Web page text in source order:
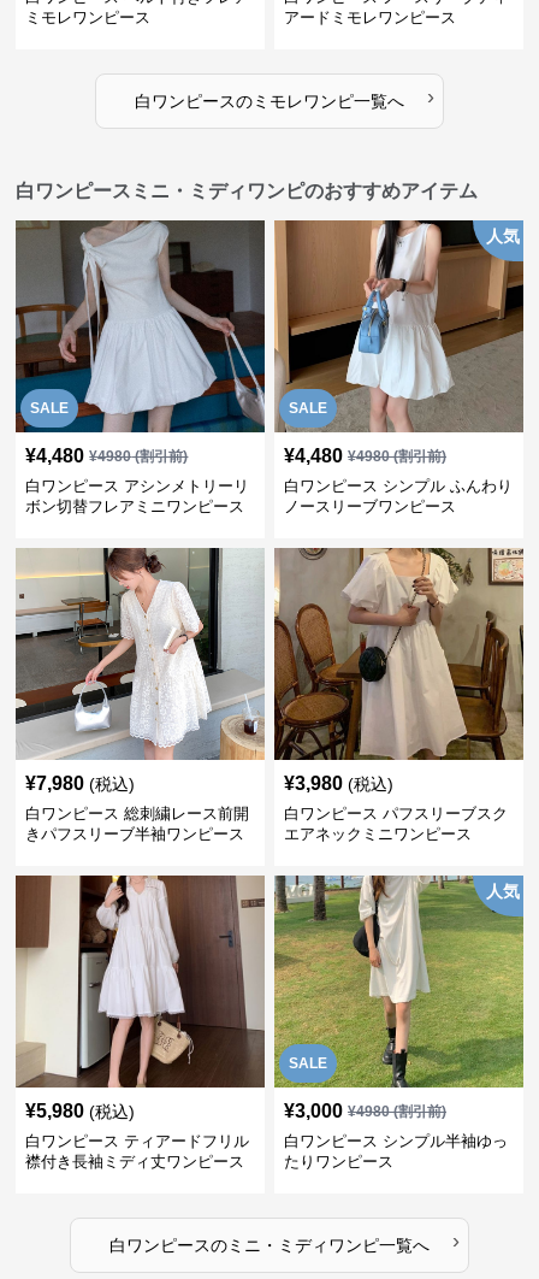
ミモレワンピース
アードミモレワンピース
白ワンピースのミモレワンピ一覧へ ›
白ワンピースミニ・ミディワンピのおすすめアイテム
SALE
¥4,480 ¥4980(割引前)
白ワンピース アシンメトリーリ
ボン切替フレアミニワンピース
SALE
人気
¥4,480 ¥4980(割引前)
白ワンピース シンプル ふんわり
ノースリーブワンピース
¥7,980 (税込)
白ワンピース 総刺繍レース前開
きパフスリーブ半袖ワンピース
¥3,980 (税込)
白ワンピース パフスリーブスク
エアネックミニワンピース
¥5,980 (税込)
白ワンピース ティアードフリル
襟付き長袖ミディ丈ワンピース
SALE
人気
¥3,000 ¥4980(割引前)
白ワンピース シンプル半袖ゆっ
たりワンピース
白ワンピースのミニ・ミディワンピ一覧へ ›